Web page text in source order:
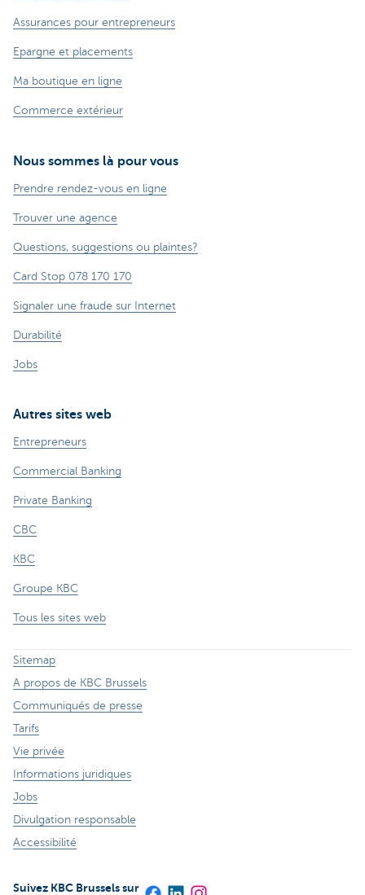
Assurances pour entrepreneurs
Epargne et placements
Ma boutique en ligne
Commerce extérieur
Nous sommes là pour vous
Prendre rendez-vous en ligne
Trouver une agence
Questions, suggestions ou plaintes?
Card Stop 078 170 170
Signaler une fraude sur Internet
Durabilité
Jobs
Autres sites web
Entrepreneurs
Commercial Banking
Private Banking
CBC
KBC
Groupe KBC
Tous les sites web
Sitemap
A propos de KBC Brussels
Communiqués de presse
Tarifs
Vie privée
Informations juridiques
Jobs
Divulgation responsable
Accessibilité
Suivez KBC Brussels sur